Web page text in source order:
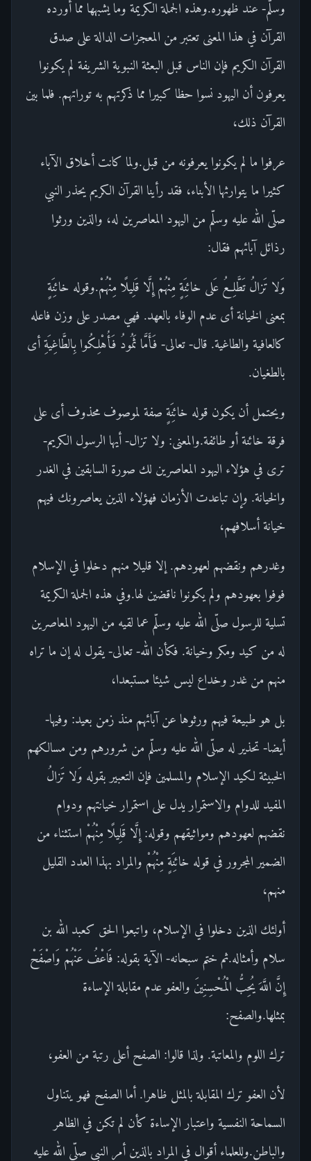
وسلّم- عند ظهوره.وهذه الجملة الكريمة وما يشبهها مما أورده
القرآن في هذا المعنى تعتبر من المعجزات الدالة على صدق
القرآن الكريم فإن الناس قبل البعثة النبوية الشريفة لم يكونوا
يعرفون أن اليهود نسوا حظا كبيرا مما ذكرتهم به توراتهم. فلما بين
القرآن ذلك،
عرفوا ما لم يكونوا يعرفونه من قبل.ولما كانت أخلاق الآباء
كثيرا ما يتوارثها الأبناء، فقد رأينا القرآن الكريم يحذر النبي
صلّى الله عليه وسلّم من اليهود المعاصرين له، والذين ورثوا
رذائل آبائهم فقال:
وَلا تَزالُ تَطَّلِعُ عَلى خائِنَةٍ مِنْهُمْ إِلَّا قَلِيلًا مِنْهُمْ.وقوله خائِنَةٍ
بمعنى الخيانة أى عدم الوفاء بالعهد. فهي مصدر على وزن فاعله
كالعافية والطاغية. قال- تعالى- فَأَمَّا ثَمُودُ فَأُهْلِكُوا بِالطَّاغِيَةِ أى
بالطغيان.
ويحتمل أن يكون قوله خائِنَةٍ صفة لموصوف محذوف أى على
فرقة خائنة أو طائفة.والمعنى: ولا تزال- أيها الرسول الكريم-
ترى في هؤلاء اليهود المعاصرين لك صورة السابقين في الغدر
والخيانة. وإن تباعدت الأزمان فهؤلاء الذين يعاصرونك فيهم
خيانة أسلافهم،
وغدرهم ونقضهم لعهودهم. إلا قليلا منهم دخلوا في الإسلام
فوفوا بعهودهم ولم يكونوا ناقضين لها.وفي هذه الجملة الكريمة
تسلية للرسول صلّى الله عليه وسلّم عما لقيه من اليهود المعاصرين
له من كيد ومكر وخيانة. فكأن الله- تعالى- يقول له إن ما تراه
منهم من غدر وخداع ليس شيئا مستبعدا،
بل هو طبيعة فيهم ورثوها عن آبائهم منذ زمن بعيد: وفيها-
أيضا- تحذير له صلّى الله عليه وسلّم من شرورهم ومن مسالكهم
الخبيثة لكيد الإسلام والمسلمين فإن التعبير بقوله وَلا تَزالُ
المفيد للدوام والاستمرار يدل على استمرار خيانتهم ودوام
نقضهم لعهودهم ومواثيقهم وقوله: إِلَّا قَلِيلًا مِنْهُمْ استثناء من
الضمير المجرور في قوله خائِنَةٍ مِنْهُمْ والمراد بهذا العدد القليل
منهم،
أولئك الذين دخلوا في الإسلام، واتبعوا الحق كعبد الله بن
سلام وأمثاله.ثم ختم سبحانه- الآية بقوله: فَاعْفُ عَنْهُمْ وَاصْفَحْ
إِنَّ اللَّهَ يُحِبُّ الْمُحْسِنِينَ والعفو عدم مقابلة الإساءة
بمثلها.والصفح:
ترك اللوم والمعاتبة. ولذا قالوا: الصفح أعلى رتبة من العفو،
لأن العفو ترك المقابلة بالمثل ظاهرا. أما الصفح فهو يتناول
السماحة النفسية واعتبار الإساءة كأن لم تكن في الظاهر
والباطن.وللعلماء أقوال في المراد بالذين أمر النبي صلّى الله عليه